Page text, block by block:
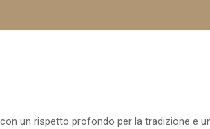
un rispetto profondo per la tradizione e